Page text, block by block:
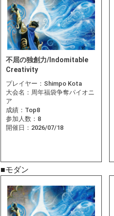
不屈の独創力/Indomitable
Creativity
プレイヤー： Shimpo Kota
大会名： 周年福袋争奪パイオニ
ア
成績： Top8
参加人数： 8
開催日： 2026/07/18
■モダン